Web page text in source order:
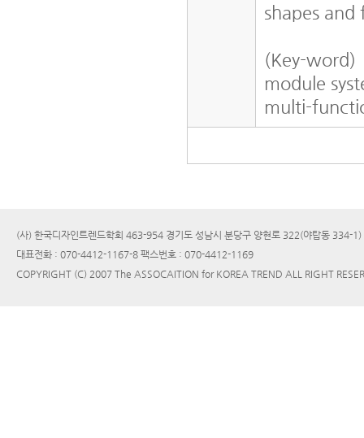
shapes
(Key-word)
module
multi-
(사) 한국디자인트렌드학회 463-954 경기도 성남시 분당구 양현로 322(야탑동 334-
대표전화 : 070-4412-1167-8 팩스번호 : 070-4412-1169
COPYRIGHT (C) 2007 The ASSOCAITION for KOREA TREND ALL RIGHT